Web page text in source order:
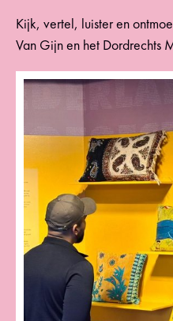
Kijk, vertel, luister en
Van Gijn en het Dordrechts